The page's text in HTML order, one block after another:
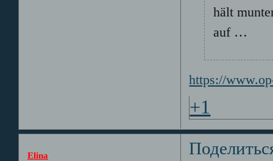
hält
auf …
https://
+1
Elina